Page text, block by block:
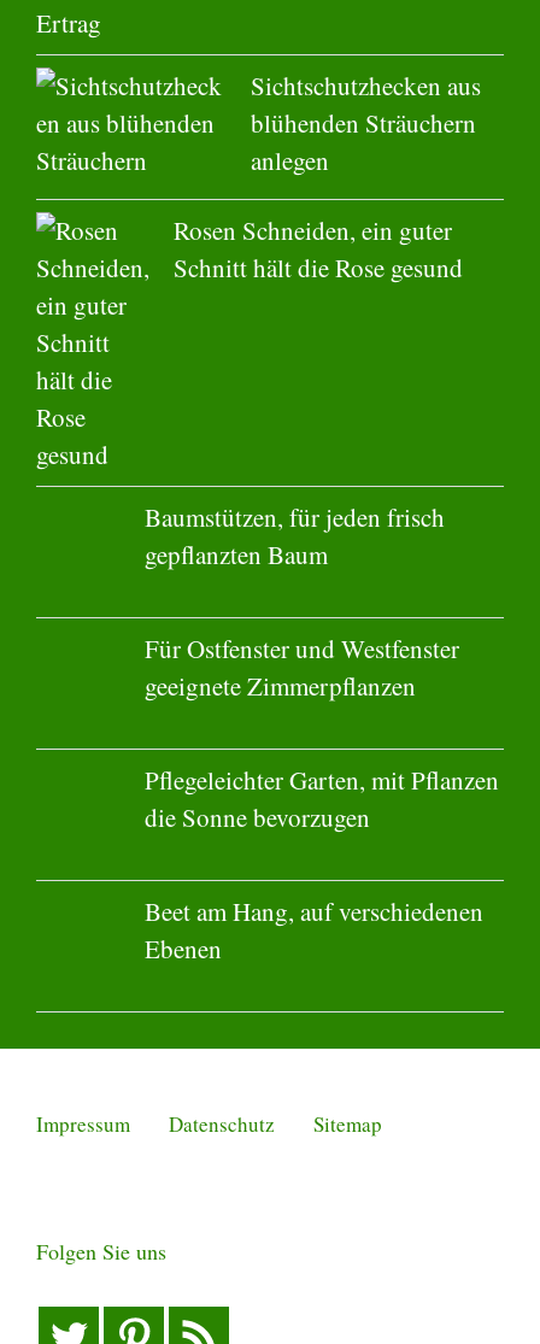
Sichtschutzhecken aus
blühenden Sträuchern
anlegen
Rosen Schneiden, ein guter
Schnitt hält die Rose gesund
Baumstützen, für jeden frisch
gepflanzten Baum
Für Ostfenster und Westfenster
geeignete Zimmerpflanzen
Pflegeleichter Garten, mit Pflanzen
die Sonne bevorzugen
Beet am Hang, auf verschiedenen
Ebenen
Impressum Datenschutz Sitemap
Folgen Sie uns